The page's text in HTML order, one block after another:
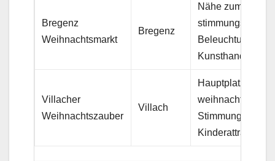
Bregenz
Weihnachtsmarkt
Bregenz
Nähe zum
stimmungsvolle
Beleuchtung,
Kunsthandwerk
Villacher
Weihnachtszauber
Villach
Hauptplatz,
weihnachtliche
Stimmung,